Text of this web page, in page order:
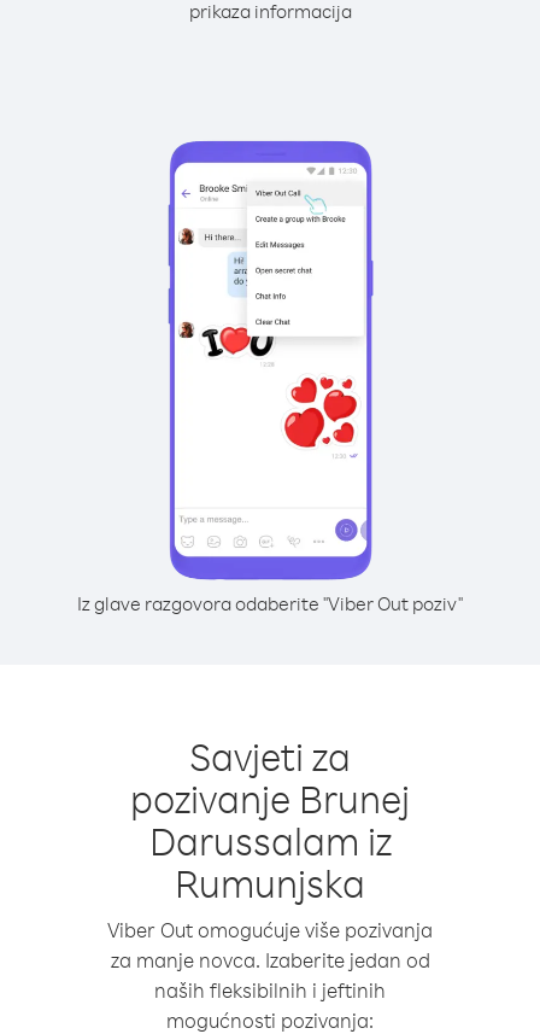
prikaza informacija
Iz glave razgovora odaberite "Viber Out poziv"
Savjeti za
pozivanje Brunej
Darussalam iz
Rumunjska
Viber Out omogućuje više pozivanja
za manje novca. Izaberite jedan od
naših fleksibilnih i jeftinih
mogućnosti pozivanja: